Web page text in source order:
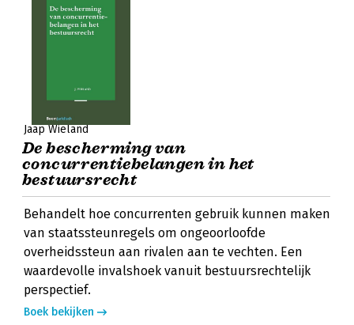
Jaap Wieland
De bescherming van
concurrentiebelangen in het
bestuursrecht
Behandelt hoe concurrenten gebruik kunnen maken
van staatssteunregels om ongeoorloofde
overheidssteun aan rivalen aan te vechten. Een
waardevolle invalshoek vanuit bestuursrechtelijk
perspectief.
Boek bekijken